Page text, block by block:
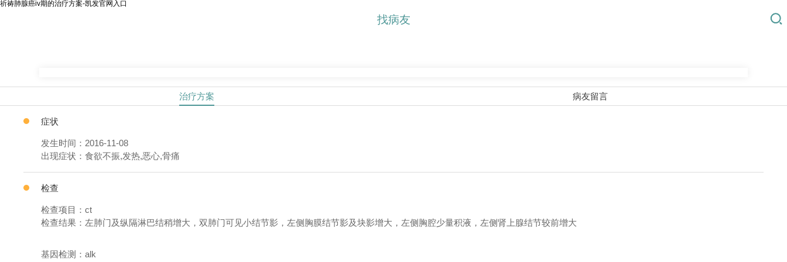
祈祷肺腺癌iv期的治疗方案-凯发官网入口
找病友
治疗方案 病友留言
症状
发生时间：2016-11-08
出现症状：食欲不振,发热,恶心,骨痛
检查
检查项目：ct
检查结果：左肺门及纵隔淋巴结稍增大，双肺门可见小结节影，左侧胸膜结节影及块影增大，左侧胸腔少量积液，左侧肾上腺结节较前增大
基因检测：alk